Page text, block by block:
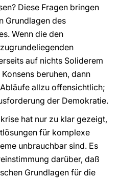
Diese Fragen bringen
Grundlagen des
Wenn die den
auf nichts Soliderem
beruhen, dann
allzu offensichtlich;
der Demokratie.
hat nur zu klar gezeigt,
für komplexe
unbrauchbar sind. Es
darüber, daß
Grundlagen für die